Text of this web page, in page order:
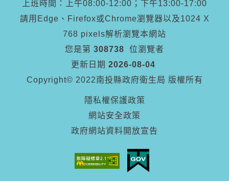
上班時間：上午08:00-12:00；下午13:00-17:00
請用Edge、Firefox或Chrome瀏覽器以及1024 X
768 pixels解析瀏覽本網站
您是第 308738
位瀏覽者
更新日期 2026-08-04
Copyright© 2022南投縣政府衛生局 版權所有
隱私權保護政策
網站安全政策
政府網站資料開放宣告